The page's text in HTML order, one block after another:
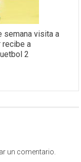
semana visita a
recibe a
2
un comentario.